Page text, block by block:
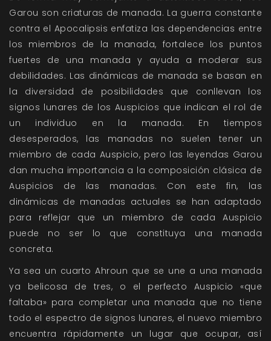
Garou son criaturas de manada. La guerra constante
contra el Apocalipsis enfatiza las dependencias entre
los miembros de la manada, fortalece los puntos
fuertes de una manada y ayuda a moderar sus
debilidades. Las dinámicas de manada se basan en
la diversidad de posibilidades que conllevan los
signos lunares de los Auspicios que indican el rol de
un individuo en la manada. En tiempos
desesperados, las manadas no suelen tener un
miembro de cada Auspicio, pero las leyendas Garou
dan mucha importancia a la composición clásica de
Auspicios de las manadas. Con este fin, las
dinámicas de manadas actuales se han adaptado
para reflejar que un miembro de cada Auspicio
puede no ser lo que constituya una manada
concreta.
Ya sea un cuarto Ahroun que se une a una manada
ya belicosa de tres, o el perfecto Auspicio «que
faltaba» para completar una manada que no tiene
todo el espectro de signos lunares, el nuevo miembro
encuentra rápidamente un lugar que ocupar, así